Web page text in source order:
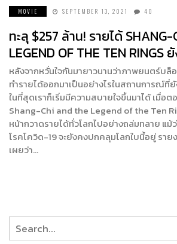
MOVIE SEPTEMBER 13, 2021 40
ทะลุ $257 ล้าน! รายได้ SHANG-
LEGEND OF THE TEN RINGS
หลังจากหวั่นใจกันมายาวนานว่าภาพยนตร์บล็
ทำรายได้ออกมาเป็นอย่างไรในสถานการณ์ที่
ในที่สุดเราก็เริ่มมีความสบายใจขึ้นมาได้ เมื่อ
Shang-Chi and the Legend of the Ten
หน้ากวาดรายได้ทั่วโลกไปอย่างถล่มทลาย แม้
โรคโควิด-19 จะยังคงปกคลุมโลกใบนี้อยู่ ราย
เผยว่า…